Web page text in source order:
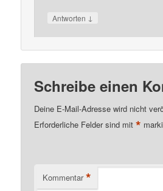
Antworten ↓
Schreibe einen
Deine E-Mail-Adresse wird nicht
Erforderliche Felder sind mit*
Kommentar *